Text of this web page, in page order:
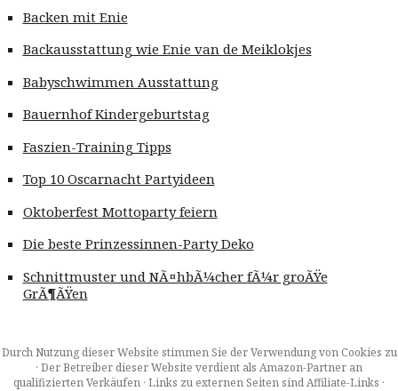
Backen mit Enie
Backausstattung wie Enie van de Meiklokjes
Babyschwimmen Ausstattung
Bauernhof Kindergeburtstag
Faszien-Training Tipps
Top 10 Oscarnacht Partyideen
Oktoberfest Mottoparty feiern
Die beste Prinzessinnen-Party Deko
Schnittmuster und NÃ¤hbÃ¼cher fÃ¼r groÃŸe
GrÃ¶ÃŸen
Durch Nutzung dieser Website stimmen Sie der Verwendung von Cookies zu
· Der Betreiber dieser Website verdient als Amazon-Partner an
qualifizierten Verkäufen · Links zu externen Seiten sind Affiliate-Links ·